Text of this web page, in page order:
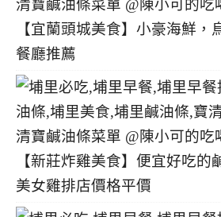
【宜蘭頭城美食】小豪海鮮，
餐廳推薦
【新莊炸雞美食】便宜好吃的
美女雞排店價格平價